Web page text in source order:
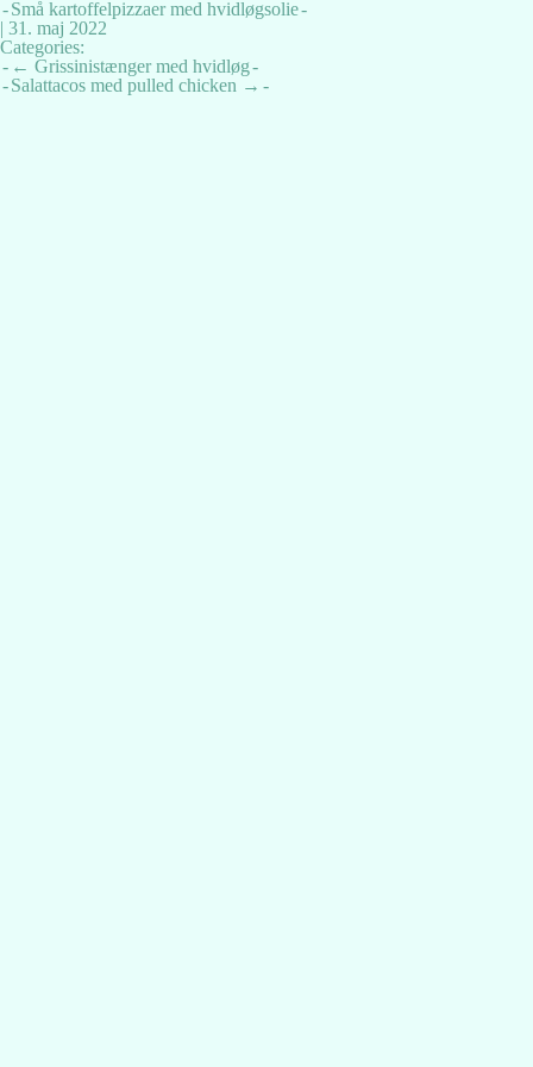
Små kartoffelpizzaer med hvidløgsolie
| 31. maj 2022
Categories:
Indlægsnavigation
← Grissinistænger med hvidløg
Salattacos med pulled chicken →